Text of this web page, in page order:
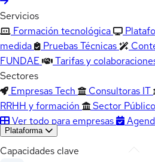
Servicios
Formación tecnológica
medida
Pruebas Técnicas
FUNDAE
Tarifas y
Sectores
Empresas Tech
Consultoras IT
RRHH y formación
Sector Público
Ver todo para empresas
Plataforma
Capacidades clave